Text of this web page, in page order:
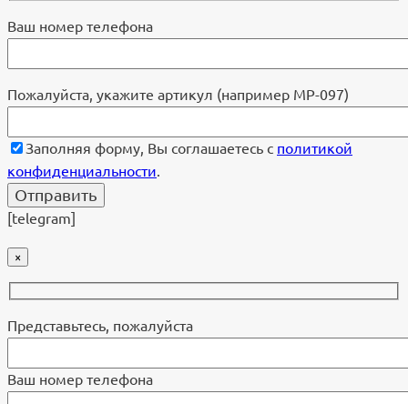
Ваш номер телефона
Пожалуйста, укажите артикул (например МР-097)
Заполняя форму, Вы соглашаетесь с политикой
конфиденциальности.
[telegram]
×
Представьтесь, пожалуйста
Ваш номер телефона